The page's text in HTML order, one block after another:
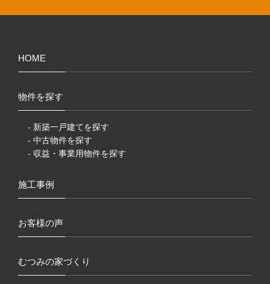
HOME
物件を探す
- 新築一戸建てを探す
- 中古物件を探す
- 収益・事業用物件を探す
施工事例
お客様の声
むつみの家づくり